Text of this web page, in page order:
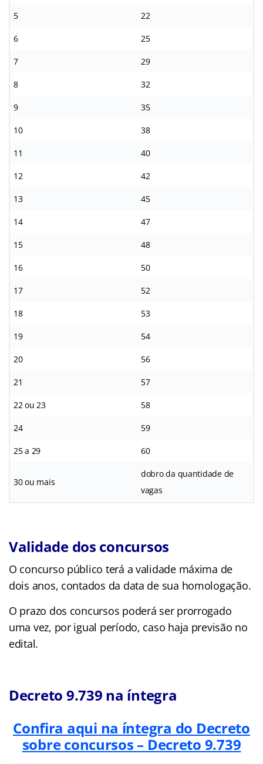
5 22
6 25
7 29
8 32
9 35
10 38
11 40
12 42
13 45
14 47
15 48
16 50
17 52
18 53
19 54
20 56
21 57
22 ou 23 58
24 59
25 a 29 60
30 ou mais
dobro da quantidade de
vagas
Validade dos concursos
O concurso público terá a validade máxima de
dois anos, contados da data de sua homologação.
O prazo dos concursos poderá ser prorrogado
uma vez, por igual período, caso haja previsão no
edital.
Decreto 9.739 na íntegra
Confira aqui na íntegra do Decreto
sobre concursos – Decreto 9.739